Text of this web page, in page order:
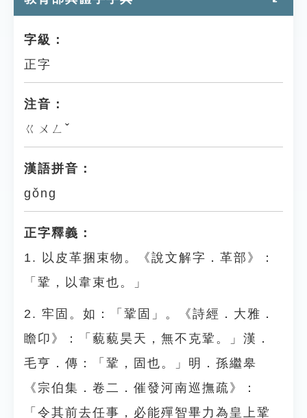
字級：
正字
注音：
ㄍㄨㄥˇ
漢語拼音：
gǒng
正字釋義：
1. 以皮革捆束物。《說文解字．革部》：
「鞏，以韋束也。」
2. 牢固。如：「鞏固」。《詩經．大雅．
瞻卬》：「藐藐昊天，無不克鞏。」漢．
毛亨．傳：「鞏，固也。」明．孫繼皋
《宗伯集．卷二．催發河南巡撫疏》：
「令其前去任事，必能殫智畢力為皇上鞏